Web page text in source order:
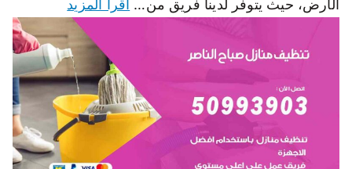
الأرض، حيث يتوفر لدينا فريق من… اقرأ المزيد